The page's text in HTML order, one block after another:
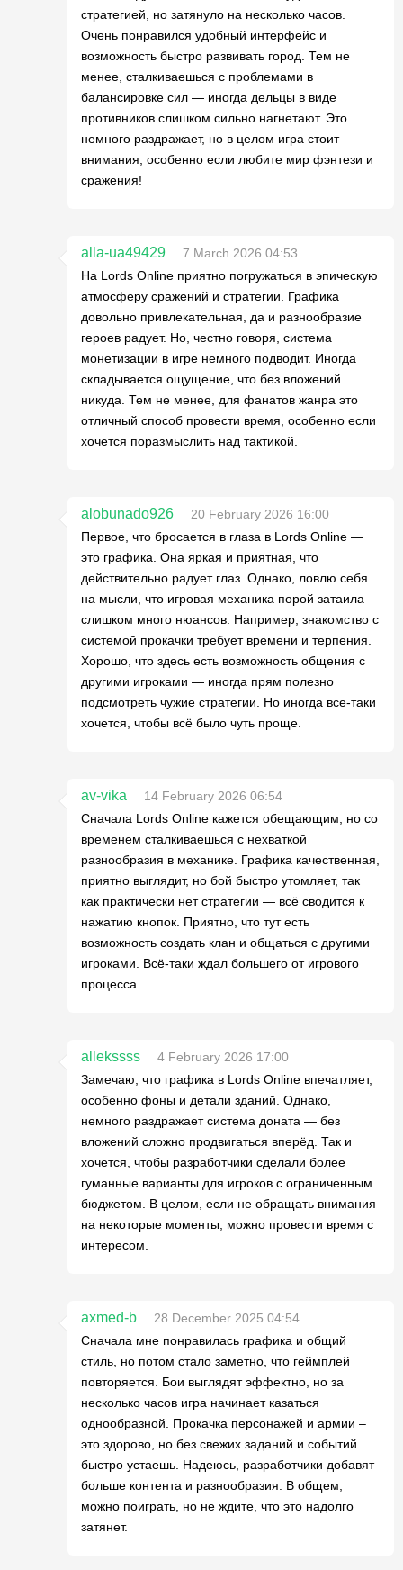
стратегией, но затянуло на несколько часов.
Очень понравился удобный интерфейс и
возможность быстро развивать город. Тем не
менее, сталкиваешься с проблемами в
балансировке сил — иногда дельцы в виде
противников слишком сильно нагнетают. Это
немного раздражает, но в целом игра стоит
внимания, особенно если любите мир фэнтези и
сражения!
alla-ua49429
7 March 2026 04:53
На Lords Online приятно погружаться в эпическую
атмосферу сражений и стратегии. Графика
довольно привлекательная, да и разнообразие
героев радует. Но, честно говоря, система
монетизации в игре немного подводит. Иногда
складывается ощущение, что без вложений
никуда. Тем не менее, для фанатов жанра это
отличный способ провести время, особенно если
хочется поразмыслить над тактикой.
alobunado926
20 February 2026 16:00
Первое, что бросается в глаза в Lords Online —
это графика. Она яркая и приятная, что
действительно радует глаз. Однако, ловлю себя
на мысли, что игровая механика порой затаила
слишком много нюансов. Например, знакомство с
системой прокачки требует времени и терпения.
Хорошо, что здесь есть возможность общения с
другими игроками — иногда прям полезно
подсмотреть чужие стратегии. Но иногда все-таки
хочется, чтобы всё было чуть проще.
av-vika
14 February 2026 06:54
Сначала Lords Online кажется обещающим, но со
временем сталкиваешься с нехваткой
разнообразия в механике. Графика качественная,
приятно выглядит, но бой быстро утомляет, так
как практически нет стратегии — всё сводится к
нажатию кнопок. Приятно, что тут есть
возможность создать клан и общаться с другими
игроками. Всё-таки ждал большего от игрового
процесса.
allekssss
4 February 2026 17:00
Замечаю, что графика в Lords Online впечатляет,
особенно фоны и детали зданий. Однако,
немного раздражает система доната — без
вложений сложно продвигаться вперёд. Так и
хочется, чтобы разработчики сделали более
гуманные варианты для игроков с ограниченным
бюджетом. В целом, если не обращать внимания
на некоторые моменты, можно провести время с
интересом.
axmed-b
28 December 2025 04:54
Сначала мне понравилась графика и общий
стиль, но потом стало заметно, что геймплей
повторяется. Бои выглядят эффектно, но за
несколько часов игра начинает казаться
однообразной. Прокачка персонажей и армии –
это здорово, но без свежих заданий и событий
быстро устаешь. Надеюсь, разработчики добавят
больше контента и разнообразия. В общем,
можно поиграть, но не ждите, что это надолго
затянет.